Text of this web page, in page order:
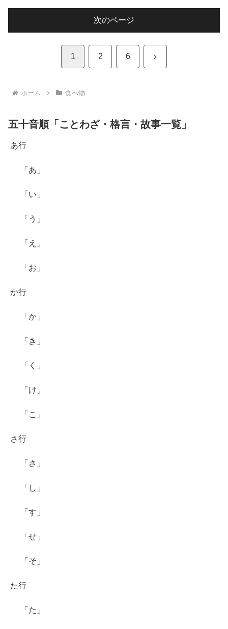
次のページ
1 2 6 次
ホーム 食べ物
五十音順「ことわざ・格言・故事一覧」
あ行
「あ」
「い」
「う」
「え」
「お」
か行
「か」
「き」
「く」
「け」
「こ」
さ行
「さ」
「し」
「す」
「せ」
「そ」
た行
「た」